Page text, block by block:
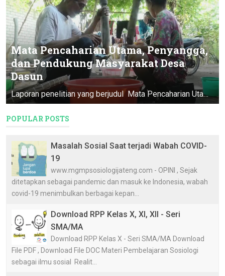
Mata Pencaharian Utama, Penyangga,
dan Pendukung Masyarakat Desa
Dasun
Laporan penelitian yang berjudul Mata Pencaharian Utama, Penyangga, & Pendukung Masyarakat Desa Dasun ini merupakan Program Pendataan D...
POPULAR POSTS
Masalah Sosial Saat terjadi Wabah COVID-
19
www.mgmpsosiologijateng.com - OPINI , Sejak
ditetapkan sebagai pandemic dan masuk ke Indonesia, wabah
covid-19 menimbulkan berbagai kepan...
Download RPP Kelas X, XI, XII - Seri
SMA/MA
Download RPP Kelas X - Seri SMA/MA Download
File PDF , Download File DOC Materi Pembelajaran Sosiologi
sebagai ilmu sosial Realit...